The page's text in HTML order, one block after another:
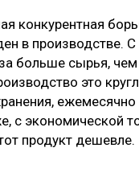
конкурентная
в производстве. С
больше сырья, чем
это
с экономической
продукт дешевле.